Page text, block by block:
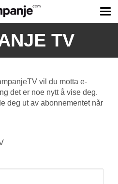
TV
vil du motta e-
det er noe nytt å vise deg.
deg ut av abonnementet når